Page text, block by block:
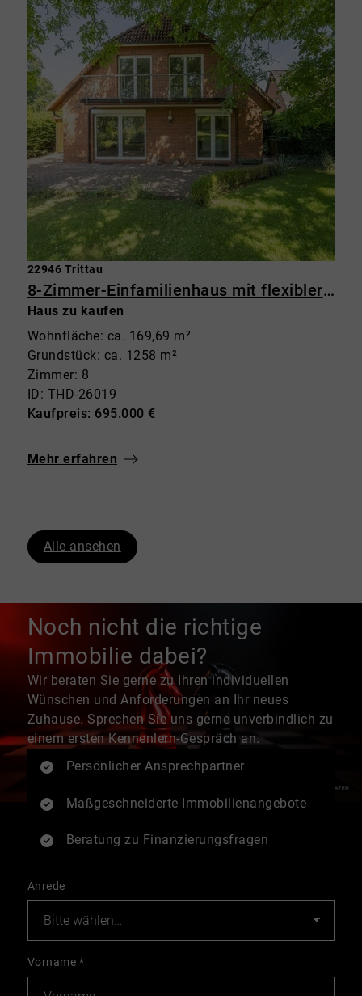
22946 Trittau
8-Zimmer-Einfamilienhaus mit flexibler Raumnutzung
Haus zu kaufen
Wohnfläche: ca. 169,69 m²
Grundstück: ca. 1258 m²
Zimmer: 8
ID: THD-26019
Kaufpreis: 695.000 €
Mehr erfahren
Alle ansehen
Noch nicht die richtige
Immobilie dabei?
Wir beraten Sie gerne zu Ihren individuellen
Wünschen und Anforderungen an Ihr neues
Zuhause. Sprechen Sie uns gerne unverbindlich zu
einem ersten Kennenlern-Gespräch an.
Persönlicher Ansprechpartner
Maßgeschneiderte Immobilienangebote
Beratung zu Finanzierungsfragen
Anrede
Vorname *